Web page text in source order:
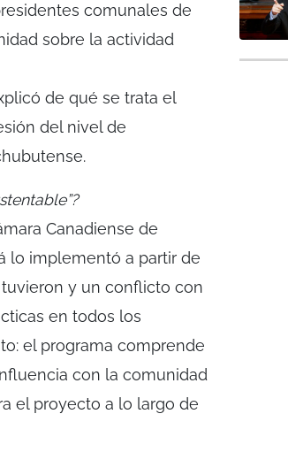
comunales de
sobre la actividad
de qué se trata el
del nivel de
Canadiense de
lo implementó a partir de
y un conflicto con
en todos los
el programa comprende
con la comunidad
el proyecto a lo largo de